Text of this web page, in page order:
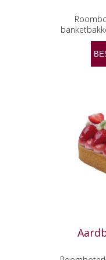
fruit